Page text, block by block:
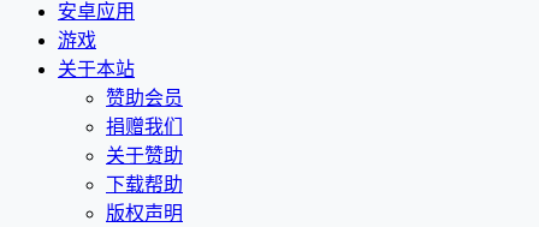
安卓应用
游戏
关于本站
赞助会员
捐赠我们
关于赞助
下载帮助
版权声明